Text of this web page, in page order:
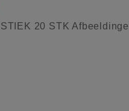
20 STK